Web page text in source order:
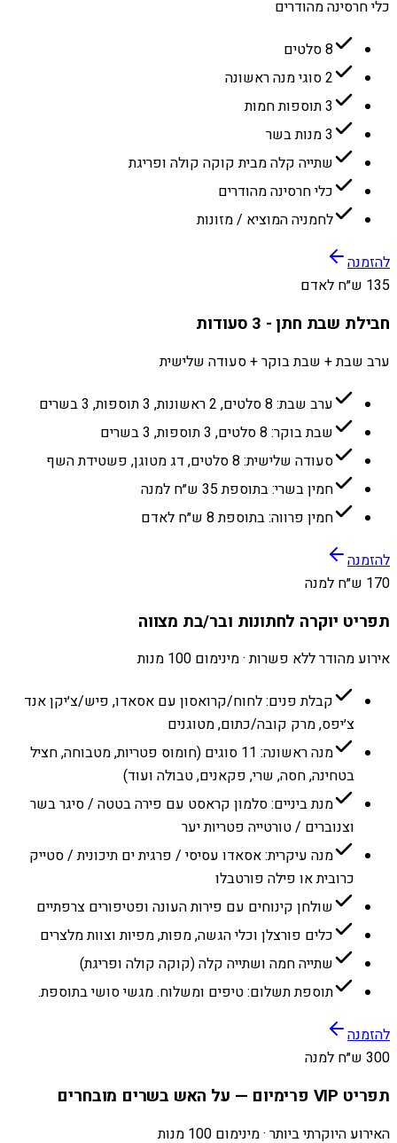
כלי חרסינה מהודרים
8 סלטים
2 סוגי מנה ראשונה
3 תוספות חמות
3 מנות בשר
שתייה קלה מבית קוקה קולה ופריגת
כלי חרסינה מהודרים
לחמניה המוציא / מזונות
להזמנה
135 ש״ח לאדם
חבילת שבת חתן - 3 סעודות
ערב שבת + שבת בוקר + סעודה שלישית
ערב שבת: 8 סלטים, 2 ראשונות, 3 תוספות, 3 בשרים
שבת בוקר: 8 סלטים, 3 תוספות, 3 בשרים
סעודה שלישית: 8 סלטים, דג מטוגן, פשטידת השף
חמין בשרי: בתוספת 35 ש״ח למנה
חמין פרווה: בתוספת 8 ש״ח לאדם
להזמנה
170 ש״ח למנה
תפריט יוקרה לחתונות ובר/בת מצווה
אירוע מהודר ללא פשרות · מינימום 100 מנות
קבלת פנים: לחוח/קרואסון עם אסאדו, פיש/צ׳יקן אנד
צ׳יפס, מרק קובה/כתום, מטוגנים
מנה ראשונה: 11 סוגים (חומוס פטריות, מטבוחה, חציל
בטחינה, חסה, שרי, פקאנים, טבולה ועוד)
מנת ביניים: סלמון קראסט עם פירה בטטה / סיגר בשר
וצנוברים / טורטייה פטריות יער
מנה עיקרית: אסאדו עסיסי / פרגית ים תיכונית / סטייק
כרובית או פילה פורטבלו
שולחן קינוחים עם פירות העונה ופטיפורים צרפתיים
כלים פורצלן וכלי הגשה, מפות, מפיות וצוות מלצרים
שתייה חמה ושתייה קלה (קוקה קולה ופריגת)
תוספת תשלום: טיפים ומשלוח. מגשי סושי בתוספת.
להזמנה
300 ש״ח למנה
תפריט VIP פרימיום — על האש בשרים מובחרים
האירוע היוקרתי ביותר · מינימום 100 מנות